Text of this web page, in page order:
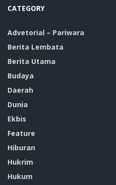
CATEGORY
Advetorial – Pariwara
Berita Lembata
Berita Utama
Budaya
Daerah
Dunia
Ekbis
Feature
Hiburan
Hukrim
Hukum